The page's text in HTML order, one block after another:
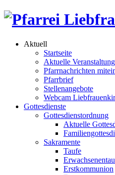
Aktuell
Startseite
Aktuelle
Pfarrnachrichten
Pfarrbrief
Stellenangebote
Webcam
Gottesdienste
Gottesdienstordnung
Aktuelle
Sakramente
Taufe
Erstkommunion